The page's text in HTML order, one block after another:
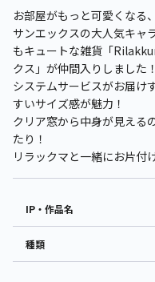
お部屋がもっと可愛くなる
サンエックスの大人気キャ
もキュートな雑貨「
クス」が仲間入りしました！
システムサービスがお届け
すいサイズ感が魅力！
クリア窓から中身が見える
たり！
リラックマと一緒にお片付
IP・作品名
種類